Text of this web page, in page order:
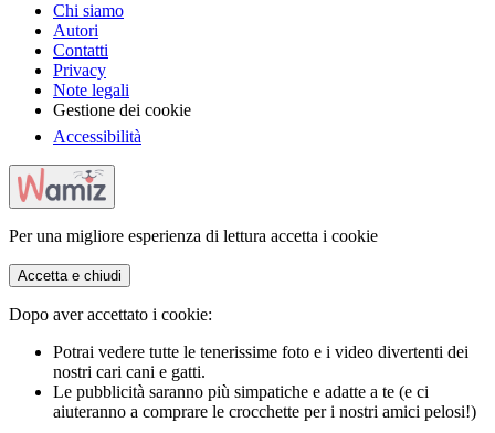
Chi siamo
Autori
Contatti
Privacy
Note legali
Gestione dei cookie
Accessibilità
Per una migliore esperienza di lettura accetta i cookie
Accetta e chiudi
Dopo aver accettato i cookie:
Potrai vedere tutte le tenerissime foto e i video divertenti dei
nostri cari cani e gatti.
Le pubblicità saranno più simpatiche e adatte a te (e ci
aiuteranno a comprare le crocchette per i nostri amici pelosi!)